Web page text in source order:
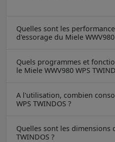
Quelles sont les
d'essorage du Miele WWV980
Quels programmes et
le Miele WWV980 WPS
A l'utilisation, combien
WPS TWINDOS ?
Quelles sont les dimensions
TWINDOS ?